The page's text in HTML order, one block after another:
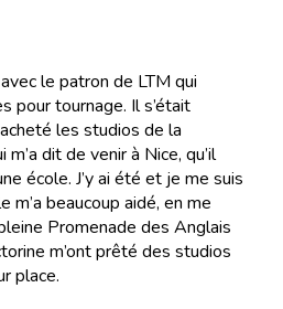
le patron de LTM qui
pour tournage. Il s’était
les studios de la
dit de venir à Nice, qu’il
école. J’y ai été et je me suis
m’a beaucoup aidé, en me
Promenade des Anglais
m’ont prêté des studios
place.